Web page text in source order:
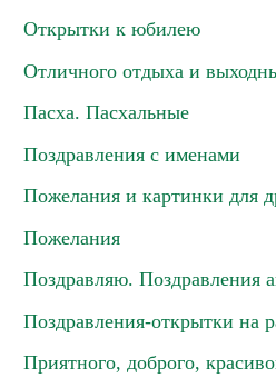
Открытки к юбилею
Отличного отдыха и
Пасха. Пасхальные
Поздравления с именами
Пожелания и картинки для
Пожелания
Поздравляю. Поздравления
Поздравления-открытки на
Приятного, доброго,